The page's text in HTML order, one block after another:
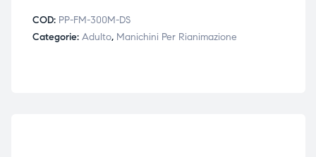
COD: PP-FM-300M-DS
Categorie: Adulto, Manichini Per Rianimazione